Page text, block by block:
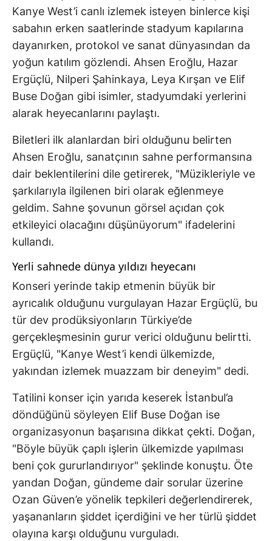
Kanye West’i canlı izlemek isteyen binlerce kişi
sabahın erken saatlerinde stadyum kapılarına
dayanırken, protokol ve sanat dünyasından da
yoğun katılım gözlendi. Ahsen Eroğlu, Hazar
Ergüçlü, Nilperi Şahinkaya, Leya Kırşan ve Elif
Buse Doğan gibi isimler, stadyumdaki yerlerini
alarak heyecanlarını paylaştı.
Biletleri ilk alanlardan biri olduğunu belirten
Ahsen Eroğlu, sanatçının sahne performansına
dair beklentilerini dile getirerek, "Müzikleriyle ve
şarkılarıyla ilgilenen biri olarak eğlenmeye
geldim. Sahne şovunun görsel açıdan çok
etkileyici olacağını düşünüyorum" ifadelerini
kullandı.
Yerli sahnede dünya yıldızı heyecanı
Konseri yerinde takip etmenin büyük bir
ayrıcalık olduğunu vurgulayan Hazar Ergüçlü, bu
tür dev prodüksiyonların Türkiye’de
gerçekleşmesinin gurur verici olduğunu belirtti.
Ergüçlü, "Kanye West’i kendi ülkemizde,
yakından izlemek muazzam bir deneyim" dedi.
Tatilini konser için yarıda keserek İstanbul’a
döndüğünü söyleyen Elif Buse Doğan ise
organizasyonun başarısına dikkat çekti. Doğan,
"Böyle büyük çaplı işlerin ülkemizde yapılması
beni çok gururlandırıyor" şeklinde konuştu. Öte
yandan Doğan, gündeme dair sorular üzerine
Ozan Güven’e yönelik tepkileri değerlendirerek,
yaşananların şiddet içerdiğini ve her türlü şiddet
olayına karşı olduğunu vurguladı.